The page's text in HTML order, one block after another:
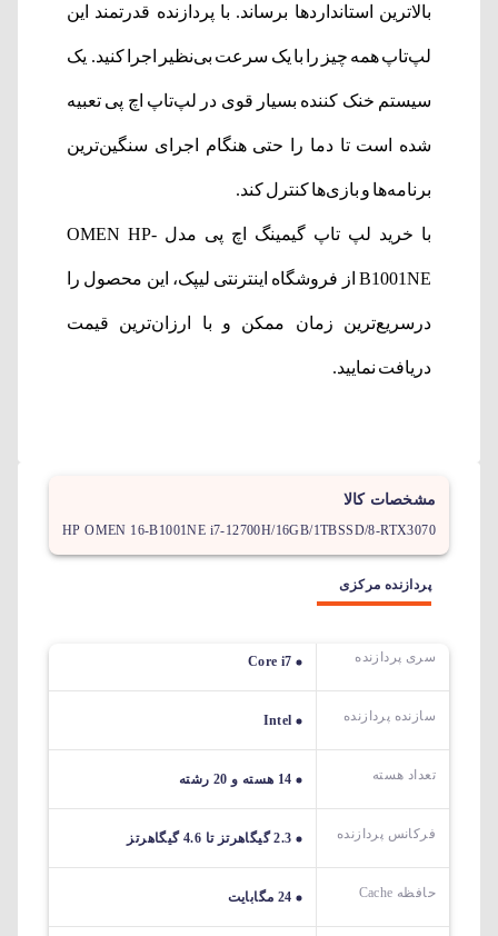
بالاترین استانداردها برساند. با پردازنده قدرتمند این
لپ‌تاپ همه چیز را با یک سرعت بی‌نظیر اجرا کنید. یک
سیستم خنک کننده بسیار قوی در لپ‌تاپ اچ پی تعبیه
شده است تا دما را حتی هنگام اجرای سنگین‌ترین
برنامه‌ها و بازی‌ها کنترل کند.
با خرید لپ تاپ گیمینگ اچ پی مدل OMEN HP-
B1001NE از فروشگاه اینترنتی لیپک، این محصول را
درسریع‌ترین زمان ممکن و با ارزان‌ترین قیمت
دریافت نمایید.
مشخصات کالا
HP OMEN 16-B1001NE i7-12700H/16GB/1TBSSD/8-RTX3070
پردازنده مرکزی
سری پردازنده Core i7
سازنده پردازنده Intel
تعداد هسته 14 هسته و 20 رشته
فرکانس پردازنده 2.3 گیگاهرتز تا 4.6 گیگاهرتز
حافظه Cache 24 مگابایت